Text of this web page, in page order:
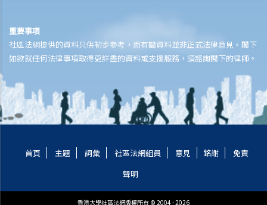
可否在這段期間向保險公司索償？
我為同一項目（如住院或家居意外）購買了數份保險。我可否從所有保
單索取全數保額，或只可索取實際開支或損失？人壽保險的死亡賠償會
醫療保險
在處理索償時，保險公司會否接受中醫發出的醫療報告 / 醫生紙？
單索取全數保額，或只可索取實際開支或損失？
否向保險公司索償？
重要事項
社區法網提供的資料只供初步參考，而有關資料並非正式法律意見。閣下
如欲就任何法律事項取得更詳盡的資料或支援服務，須諮詢閣下的律師。
首頁 主題 詞彙 社區法網組員 意見 銘謝
免責
聲明
香港大學社區法網版權所有 © 2004 - 2026